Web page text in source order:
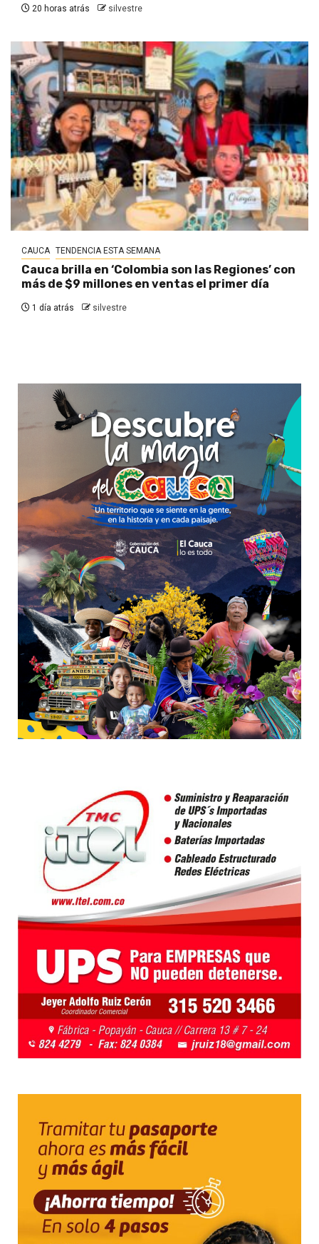
20 horas atrás silvestre
CAUCA TENDENCIA ESTA SEMANA
Cauca brilla en ‘Colombia son las Regiones’ con
más de $9 millones en ventas el primer día
1 día atrás silvestre